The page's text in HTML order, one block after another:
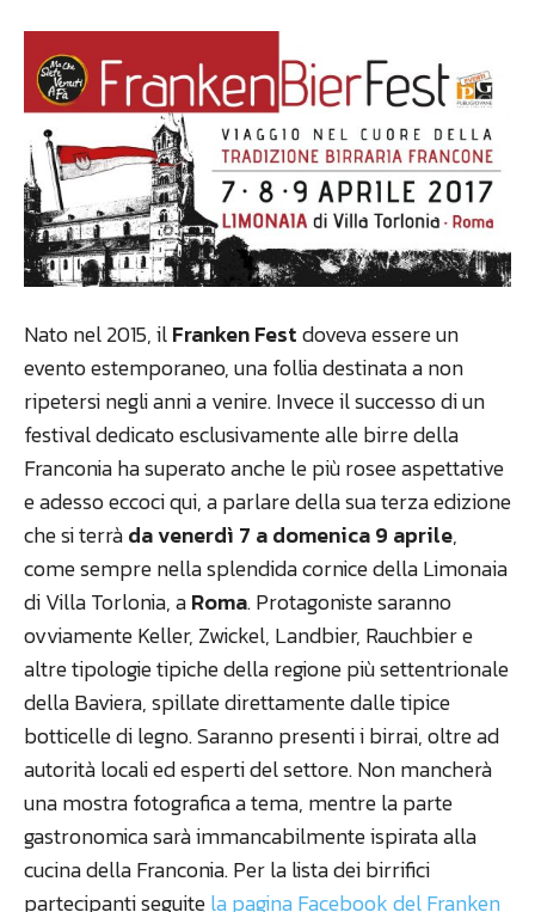
Nato nel 2015, ilFranken Festdoveva essere un
evento estemporaneo, una follia destinata a non
ripetersi negli anni a venire. Invece il successo di un
festival dedicato esclusivamente alle birre della
Franconia ha superato anche le più rosee aspettative
e adesso eccoci qui, a parlare della sua terza edizione
che si terràda venerdì 7 a domenica 9 aprile,
come sempre nella splendida cornice della Limonaia
di Villa Torlonia, aRoma. Protagoniste saranno
ovviamente Keller, Zwickel, Landbier, Rauchbier e
altre tipologie tipiche della regione più settentrionale
della Baviera, spillate direttamente dalle tipice
botticelle di legno. Saranno presenti i birrai, oltre ad
autorità locali ed esperti del settore. Non mancherà
una mostra fotografica a tema, mentre la parte
gastronomica sarà immancabilmente ispirata alla
cucina della Franconia. Per la lista dei birrifici
partecipanti seguitela pagina Facebook del Franken